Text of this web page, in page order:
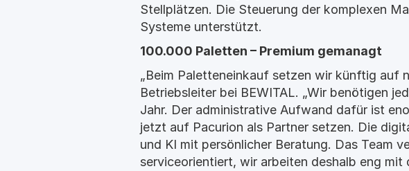
Stellplätzen. Die Steuerung der komplexen
Systeme unterstützt.
100.000 Paletten – Premium gemanagt
„Beim Paletteneinkauf setzen wir künftig auf
Betriebsleiter bei BEWITAL. „Wir benötigen
Jahr. Der administrative Aufwand dafür ist
jetzt auf Pacurion als Partner setzen. Die
und KI mit persönlicher Beratung. Das Team
serviceorientiert, wir arbeiten deshalb eng mit